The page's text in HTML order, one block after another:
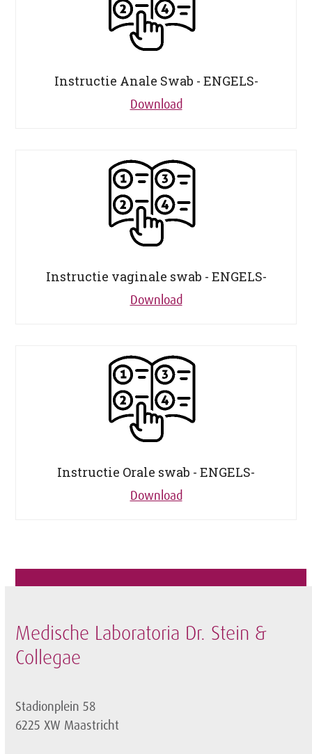
Instructie Anale Swab - ENGELS-
Download
Instructie vaginale swab - ENGELS-
Download
Instructie Orale swab - ENGELS-
Download
Medische Laboratoria Dr. Stein &
Collegae
Stadionplein 58
6225 XW Maastricht